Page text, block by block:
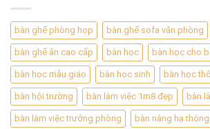
bàn ghế phòng họp bàn ghế sofa văn phòng
bàn ghế ăn cao cấp bàn học bàn học cho
bàn học mẫu giáo bàn học sinh bàn học
bàn hội trường bàn làm việc 1m8 đẹp bàn
bàn làm việc trưởng phòng bàn nâng hạ